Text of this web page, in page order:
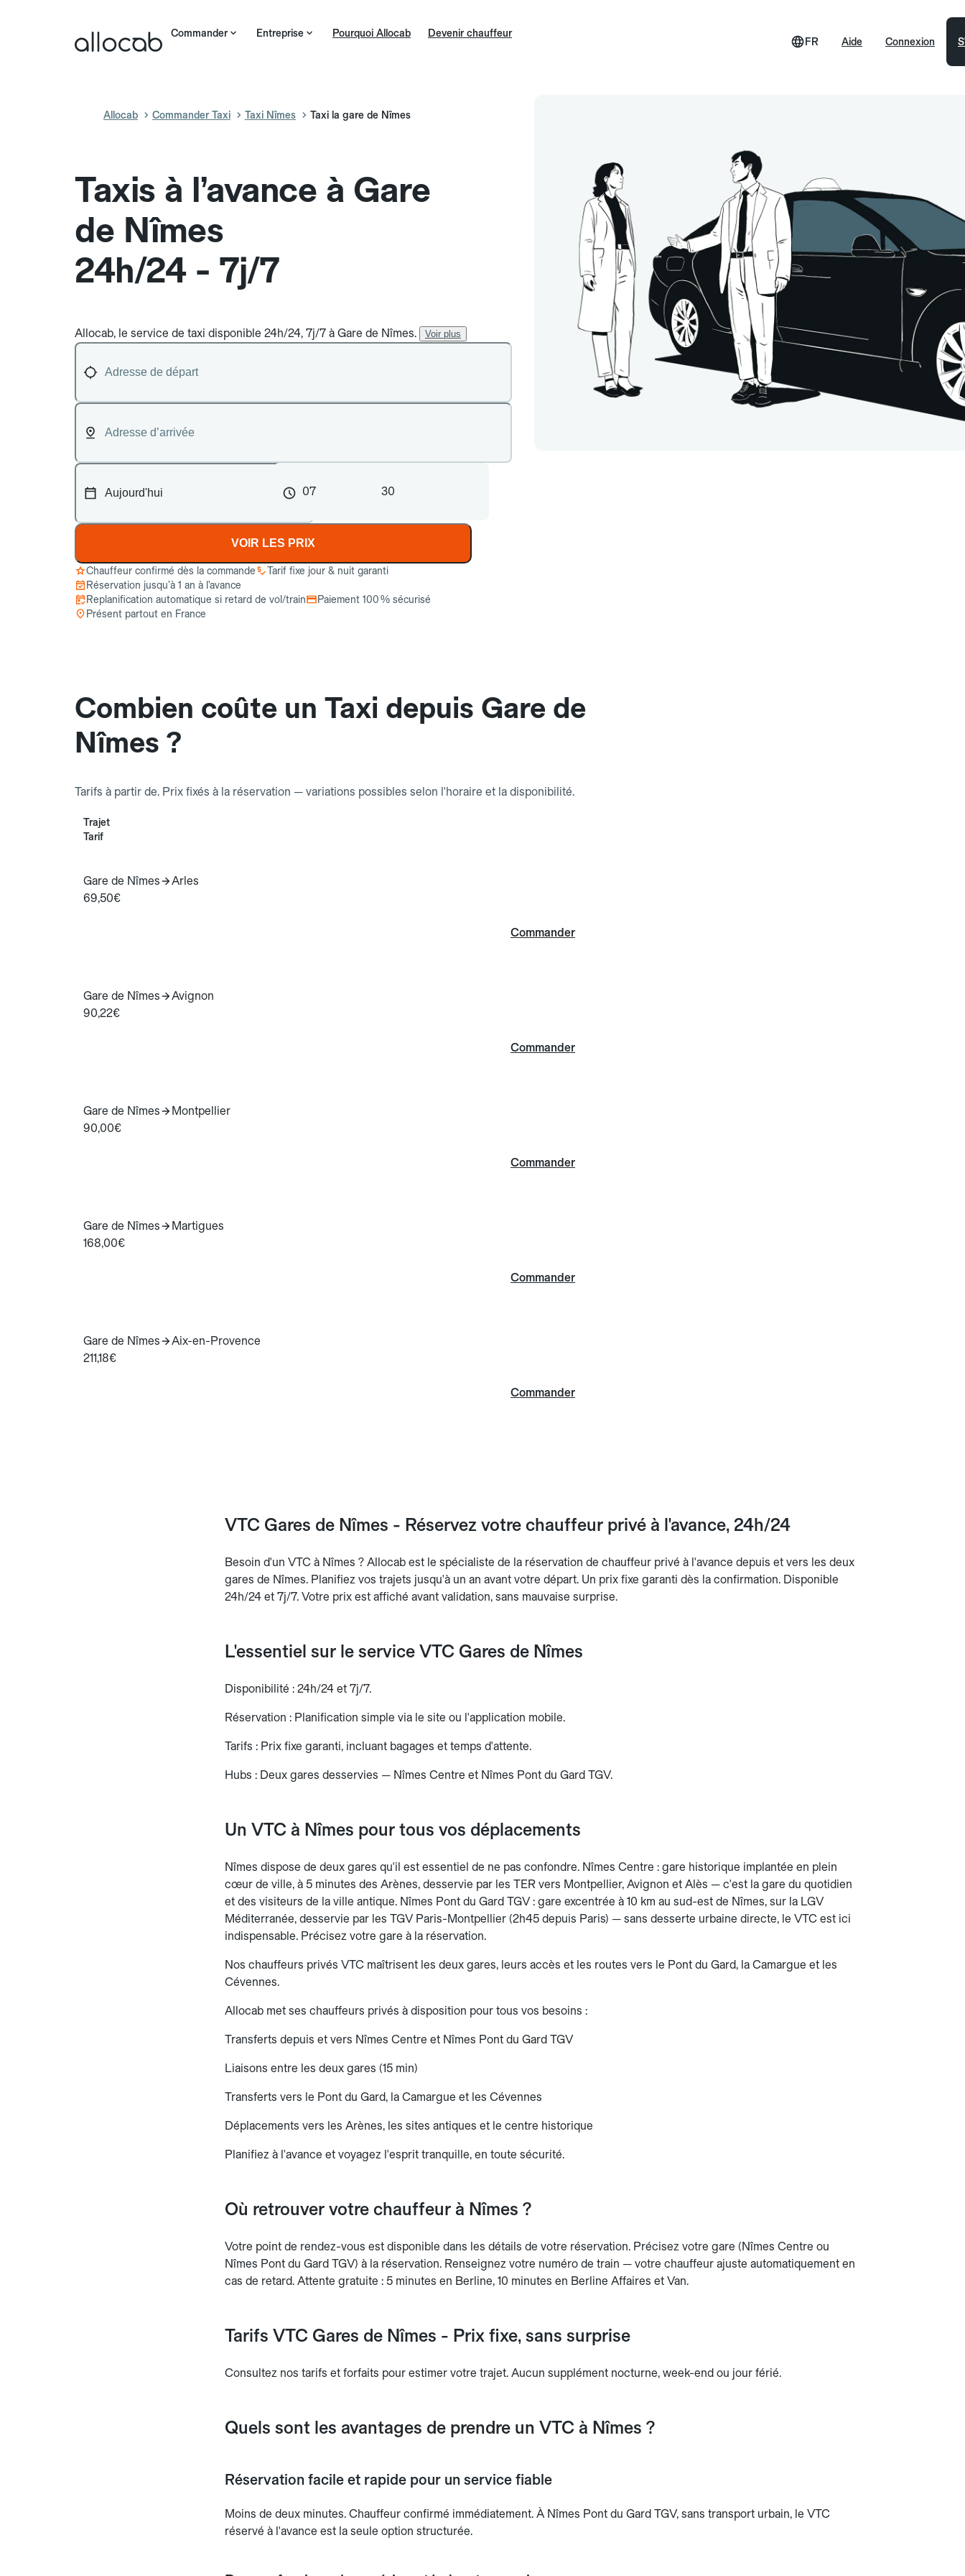
Commander Entreprise Pourquoi Allocab Devenir chauffeur
Aide
FR Connexion
Allocab Commander Taxi Taxi Nîmes Taxi la gare de Nîmes
Taxis à l’avance à Gare
de Nîmes
24h/24 - 7j/7
Allocab, le service de taxi disponible 24h/24, 7j/7 à Gare de Nîmes. Voir plus
07 30
VOIR LES PRIX
Chauffeur confirmé dès la commande
Tarif fixe jour & nuit garanti
Réservation jusqu’à 1 an à l’avance
Replanification automatique si retard de vol/train
Paiement 100 % sécurisé
Présent partout en France
Combien coûte un Taxi depuis Gare de
Nîmes ?
Tarifs à partir de. Prix fixés à la réservation — variations possibles selon l'horaire et la disponibilité.
Trajet
Tarif
Gare de Nîmes
Arles
69,50€
Commander
Gare de Nîmes
Avignon
90,22€
Commander
Gare de Nîmes
Montpellier
90,00€
Commander
Gare de Nîmes
Martigues
168,00€
Commander
Gare de Nîmes
Aix-en-Provence
211,18€
Commander
VTC Gares de Nîmes - Réservez votre chauffeur privé à l'avance, 24h/24
Besoin d'un VTC à Nîmes ? Allocab est le spécialiste de la réservation de chauffeur privé à l'avance depuis et vers les deux
gares de Nîmes. Planifiez vos trajets jusqu'à un an avant votre départ. Un prix fixe garanti dès la confirmation. Disponible
24h/24 et 7j/7. Votre prix est affiché avant validation, sans mauvaise surprise.
L'essentiel sur le service VTC Gares de Nîmes
Disponibilité : 24h/24 et 7j/7.
Réservation : Planification simple via le site ou l'application mobile.
Tarifs : Prix fixe garanti, incluant bagages et temps d'attente.
Hubs : Deux gares desservies — Nîmes Centre et Nîmes Pont du Gard TGV.
Un VTC à Nîmes pour tous vos déplacements
Nîmes dispose de deux gares qu'il est essentiel de ne pas confondre. Nîmes Centre : gare historique implantée en plein
cœur de ville, à 5 minutes des Arènes, desservie par les TER vers Montpellier, Avignon et Alès — c'est la gare du quotidien
et des visiteurs de la ville antique. Nîmes Pont du Gard TGV : gare excentrée à 10 km au sud-est de Nîmes, sur la LGV
Méditerranée, desservie par les TGV Paris-Montpellier (2h45 depuis Paris) — sans desserte urbaine directe, le VTC est ici
indispensable. Précisez votre gare à la réservation.
Nos chauffeurs privés VTC maîtrisent les deux gares, leurs accès et les routes vers le Pont du Gard, la Camargue et les
Cévennes.
Allocab met ses chauffeurs privés à disposition pour tous vos besoins :
Transferts depuis et vers Nîmes Centre et Nîmes Pont du Gard TGV
Liaisons entre les deux gares (15 min)
Transferts vers le Pont du Gard, la Camargue et les Cévennes
Déplacements vers les Arènes, les sites antiques et le centre historique
Planifiez à l'avance et voyagez l'esprit tranquille, en toute sécurité.
Où retrouver votre chauffeur à Nîmes ?
Votre point de rendez-vous est disponible dans les détails de votre réservation. Précisez votre gare (Nîmes Centre ou
Nîmes Pont du Gard TGV) à la réservation. Renseignez votre numéro de train — votre chauffeur ajuste automatiquement en
cas de retard. Attente gratuite : 5 minutes en Berline, 10 minutes en Berline Affaires et Van.
Tarifs VTC Gares de Nîmes - Prix fixe, sans surprise
Consultez nos tarifs et forfaits pour estimer votre trajet. Aucun supplément nocturne, week-end ou jour férié.
Quels sont les avantages de prendre un VTC à Nîmes ?
Réservation facile et rapide pour un service fiable
Moins de deux minutes. Chauffeur confirmé immédiatement. À Nîmes Pont du Gard TGV, sans transport urbain, le VTC
réservé à l'avance est la seule option structurée.